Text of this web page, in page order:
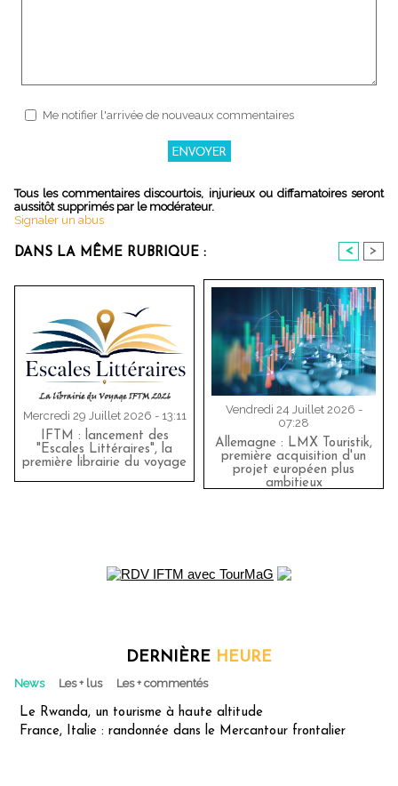
Me notifier l'arrivée de nouveaux commentaires
Tous les commentaires discourtois, injurieux ou diffamatoires seront
aussitôt supprimés par le modérateur.
Signaler un abus
DANS LA MÊME RUBRIQUE : < >
Mercredi 29 Juillet 2026 - 13:11
IFTM : lancement des
"Escales Littéraires", la
première librairie du voyage
Vendredi 24 Juillet 2026 -
07:28
Allemagne : LMX Touristik,
première acquisition d'un
projet européen plus
ambitieux
DERNIÈRE HEURE
News Les + lus Les + commentés
Le Rwanda, un tourisme à haute altitude
France, Italie : randonnée dans le Mercantour frontalier